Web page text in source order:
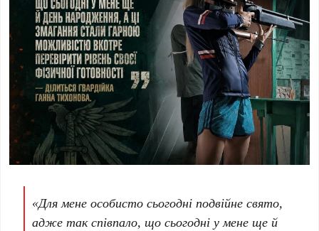
«Для мене особисто сьогодні подвійне свято,
адже так співпало, що сьогодні у мене ще й